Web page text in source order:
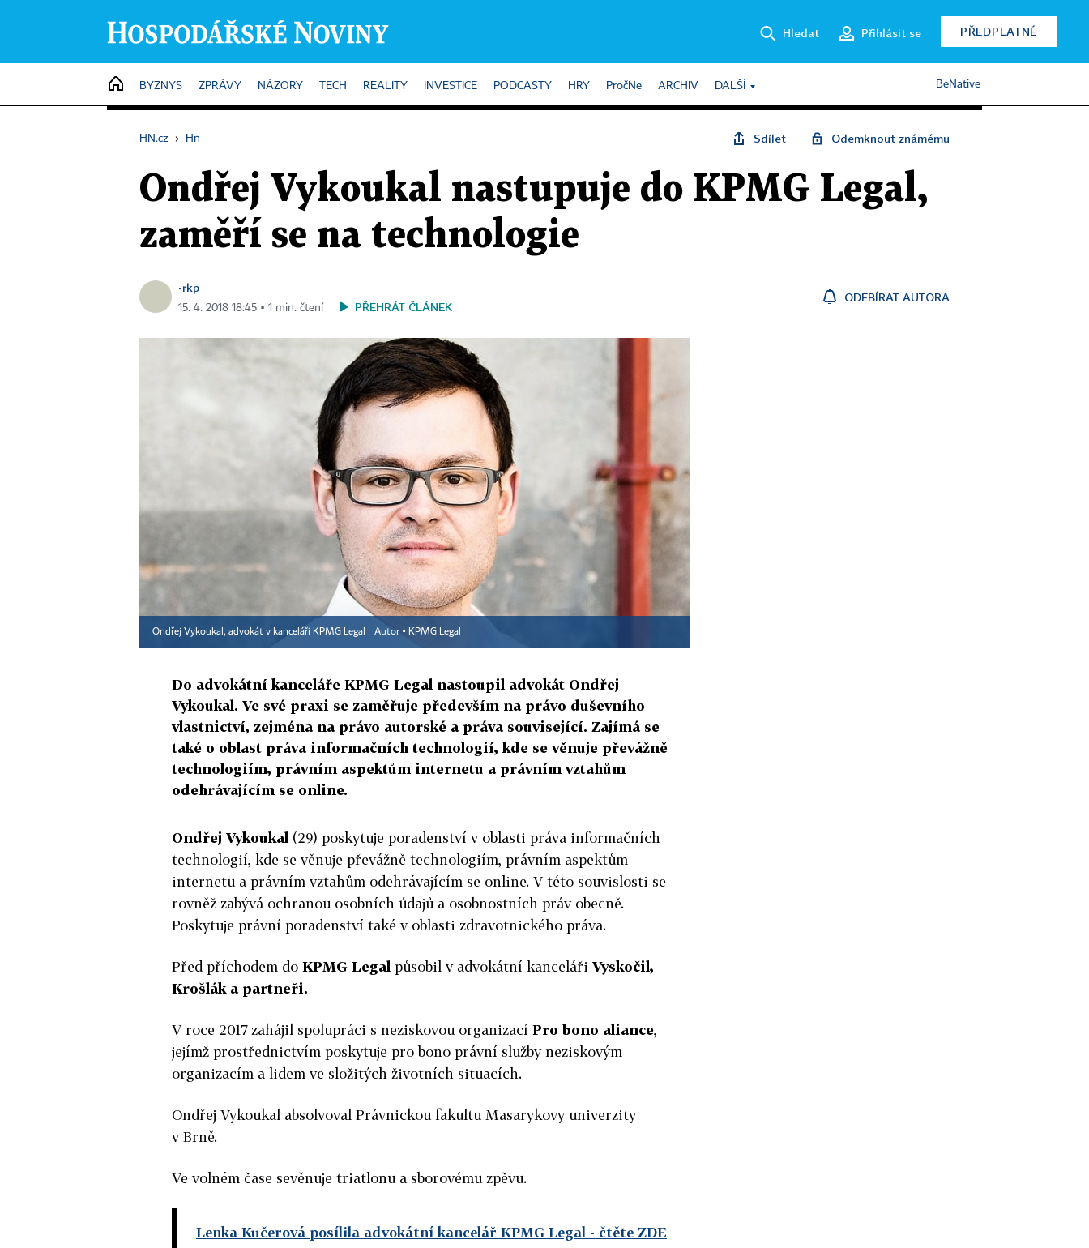
Hledat Přihlásit se PŘEDPLATNÉ
HOME
BYZNYS ZPRÁVY NÁZORY TECH REALITY INVESTICE PODCASTY HRY PročNe ARCHIV DALŠÍ BeNative
HN.cz › Hn Sdílet Odemknout známému
Ondřej Vykoukal nastupuje do KPMG Legal,
zaměří se na technologie
-rkp
15. 4. 2018 18:45 ▪ 1 min. čtení PŘEHRÁT ČLÁNEK
ODEBÍRAT AUTORA
Ondřej Vykoukal, advokát v kanceláři KPMG Legal Autor ▪ KPMG Legal
Do advokátní kanceláře KPMG Legal nastoupil advokát Ondřej
Vykoukal. Ve své praxi se zaměřuje především na právo duševního
vlastnictví, zejména na právo autorské a práva související. Zajímá se
také o oblast práva informačních technologií, kde se věnuje převážně
technologiím, právním aspektům internetu a právním vztahům
odehrávajícím se online.
Ondřej Vykoukal (29) poskytuje poradenství v oblasti práva informačních
technologií, kde se věnuje převážně technologiím, právním aspektům
internetu a právním vztahům odehrávajícím se online. V této souvislosti se
rovněž zabývá ochranou osobních údajů a osobnostních práv obecně.
Poskytuje právní poradenství také v oblasti zdravotnického práva.
Před příchodem do KPMG Legal působil v advokátní kanceláři Vyskočil,
Krošlák a partneři.
V roce 2017 zahájil spolupráci s neziskovou organizací Pro bono aliance,
jejímž prostřednictvím poskytuje pro bono právní služby neziskovým
organizacím a lidem ve složitých životních situacích.
Ondřej Vykoukal absolvoval Právnickou fakultu Masarykovy univerzity
v Brně.
Ve volném čase sevěnuje triatlonu a sborovému zpěvu.
Lenka Kučerová posílila advokátní kancelář KPMG Legal - čtěte ZDE